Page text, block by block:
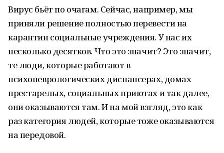
Вирус бьёт по очагам. Сейчас, например, мы
приняли решение полностью перевести на
карантин социальные учреждения. У нас их
несколько десятков. Что это значит? Это значит,
те люди, которые работают в
психоневрологических диспансерах, домах
престарелых, социальных приютах и так далее,
они оказываются там. И на мой взгляд, это как
раз категория людей, которые тоже оказываются
на передовой.